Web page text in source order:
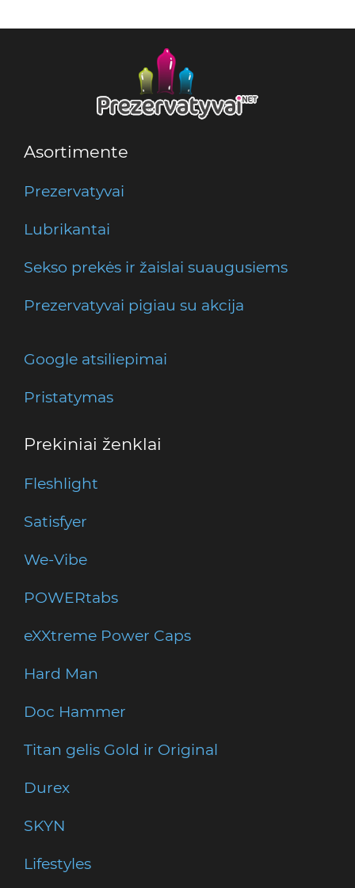
Asortimente
Prezervatyvai
Lubrikantai
Sekso prekės ir žaislai suaugusiems
Prezervatyvai pigiau su akcija
Google atsiliepimai
Pristatymas
Prekiniai ženklai
Fleshlight
Satisfyer
We-Vibe
POWERtabs
eXXtreme Power Caps
Hard Man
Doc Hammer
Titan gelis Gold ir Original
Durex
SKYN
Lifestyles